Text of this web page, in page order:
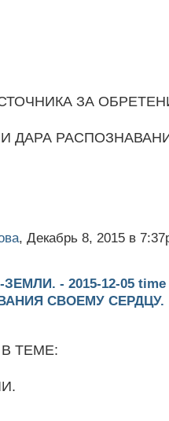
ЗА
ДАРА
, Декабрь 8, 2015 в
- 2015-12-05 time
СВОЕМУ СЕРДЦУ.
ТЕМЕ: